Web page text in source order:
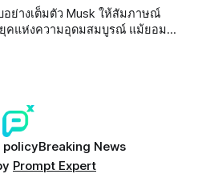
อย่างเต็มตัว Musk ให้สัมภาษณ์
คแห่งความอุดมสมบูรณ์ แม้ยอมรับ
policyBreaking News
Prompt Expert